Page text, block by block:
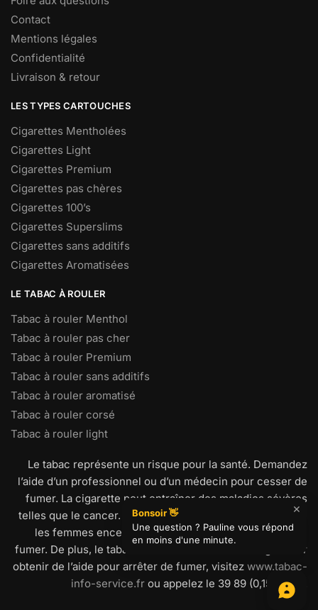
Contact
Mentions légales
Confidentialité
Livraison & retour
LES TYPES CARTOUCHES
Cigarettes Mentholées
Cigarettes Light
Cigarettes Premium
Cigarettes pas chères
Cigarettes 100’s
Cigarettes Superslims
Cigarettes sans additifs
Cigarettes Aromatisées
LE TABAC À ROULER
Tabac à rouler Menthol
Tabac à rouler pas cher
Tabac à rouler Premium
Tabac à rouler sans additifs
Tabac à rouler aromatisé
Tabac à rouler corsé
Tabac à rouler light
Le tabac représente un risque pour la santé. Demandez
l’aide d’un professionnel ou d’un médecin pour cesser de
fumer. La cigarette peut entraîner des maladies sévères
telles que le cancer. Il est particulièrement important que
les femmes enceintes et les mineurs s’abstiennent de
fumer. De plus, le tabac nuit aussi à votre entourage. Pour
obtenir de l’aide pour arrêter de fumer, visitez www.tabac-
info-service.fr ou appelez le 39 89 (0,15€/min).